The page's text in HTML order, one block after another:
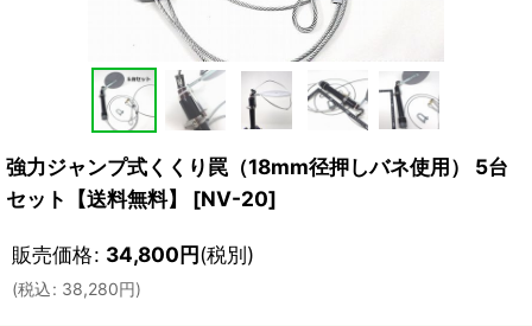
強力ジャンプ式くくり罠（18mm径押しバネ使用） 5台
セット【送料無料】
[NV-20]
販売価格: 34,800円(税別)
(税込: 38,280円)